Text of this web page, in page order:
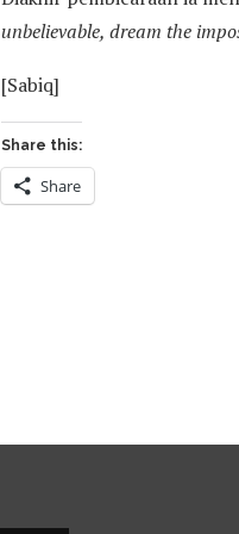
unbelievable, dream the
[Sabiq]
Share this:
Share